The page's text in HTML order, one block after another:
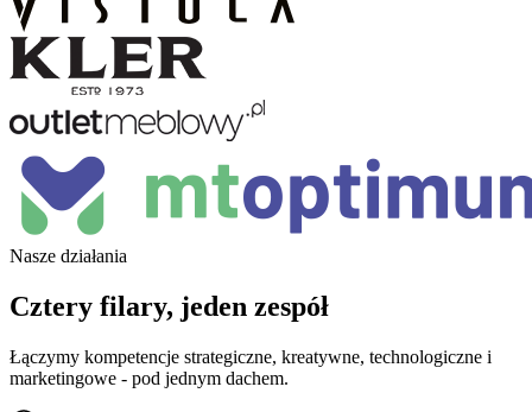
Nasze działania
Cztery filary, jeden zespół
Łączymy kompetencje strategiczne, kreatywne, technologiczne i
marketingowe - pod jednym dachem.